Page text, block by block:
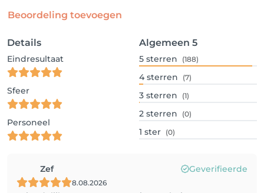
Beoordeling toevoegen
Details
Eindresultaat
Sfeer
Personeel
Algemeen 5
5 sterren (188)
4 sterren (7)
3 sterren (1)
2 sterren (0)
1 ster (0)
Zef Geverifieerde
8.08.2026